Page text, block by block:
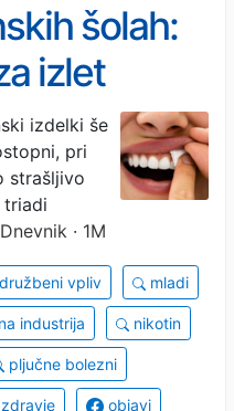
šolah:
izlet
izdelki še
pri
strašljivo
triadi
Dnevnik · 1M
družbeni vpliv mladi
industrija nikotin
pljučne bolezni
zdravje objavi